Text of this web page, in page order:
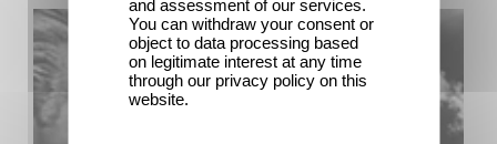
and assessment of our services.
You can withdraw your consent or
object to data processing based
on legitimate interest at any time
through our privacy policy on this
website.